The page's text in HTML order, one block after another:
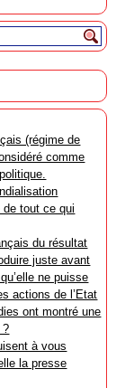
(régime de
comme
de tout ce qui
du résultat
juste avant
ne puisse
actions de l’Etat
ont montré une
?
à vous
la presse